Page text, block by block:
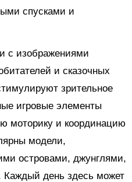
спусками и
с изображениями
и сказочных
зрительное
игровые элементы
моторику и координацию
модели,
островами, джунглями,
день здесь может